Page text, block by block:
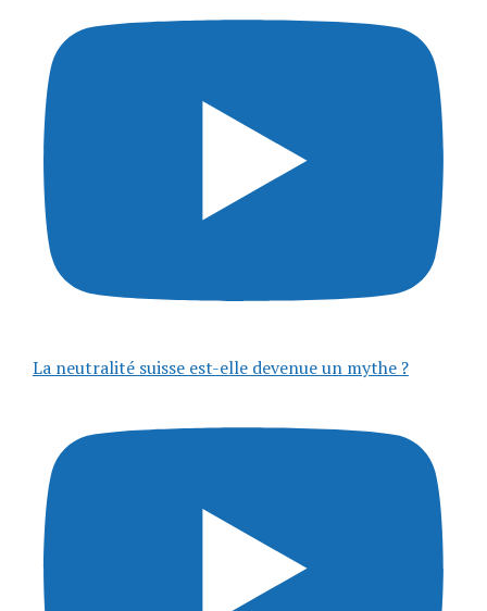
La neutralité suisse est-elle devenue un mythe ?